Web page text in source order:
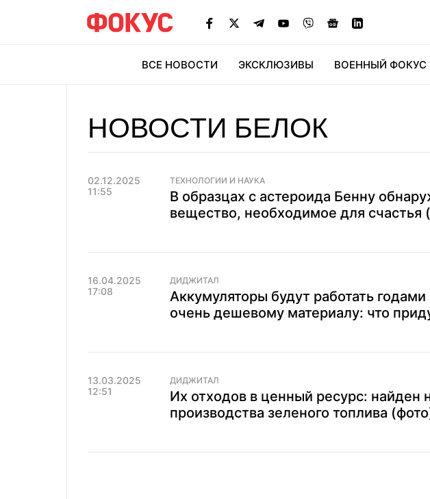
ВСЕ НОВОСТИ ЭКСКЛЮЗИВЫ ВОЕННЫЙ ФОКУС
НОВОСТИ БЕЛОК
02.12.2025
11:55
ТЕХНОЛОГИИ И НАУКА
В образцах с астероида Бенну
вещество, необходимое для счастья
16.04.2025
17:08
ДИДЖИТАЛ
Аккумуляторы будут работать годами
очень дешевому материалу: что
13.03.2025
12:51
ДИДЖИТАЛ
Их отходов в ценный ресурс: найден
производства зеленого топлива